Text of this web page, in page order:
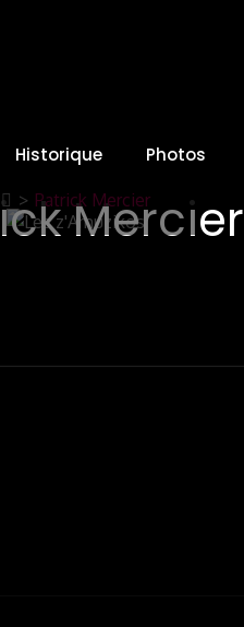
Historique Photos
Mercier
> Patrick Mercier